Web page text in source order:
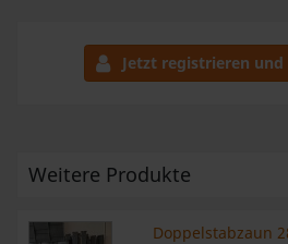
Jetzt registrieren
Weitere Produkte